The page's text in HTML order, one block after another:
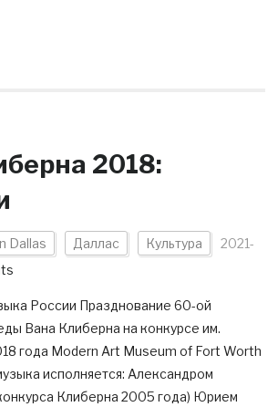
2018:
Dallas Даллас Культура
2021-
России Празднование 60-ой
Вана Клиберна на конкурсе им.
года Modern Art Museum of Fort Worth
исполняется: Александром
Клиберна 2005 года) Юрием